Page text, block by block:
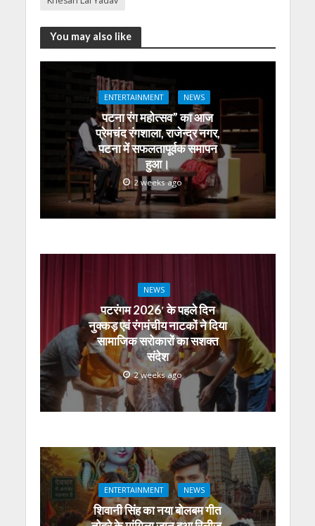
p
p
o
k
You may also like
ENTERTAINMENT NEWS
पटना रंग महोत्सव” का आज
प्रेमचंद रंगशाला, राजेन्द्र नगर,
पटना में सफलतापूर्वक समापन
हुआ।
2 weeks ago
NEWS
पटरंगम 2026′ के पहले दिन
नुक्कड़ एवं रंगमंचीय नाटकों ने दिया
सामाजिक सरोकारों का सशक्त
संदेश
2 weeks ago
ENTERTAINMENT NEWS
शिवानी सिंह का नया बोलबम गीत